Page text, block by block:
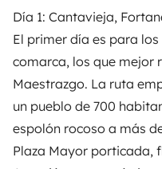
Día 1: Cantavieja,
El primer día es para
comarca, los que mejor
Maestrazgo. La ruta
un pueblo de 700
espolón rocoso a más
Plaza Mayor porticada,